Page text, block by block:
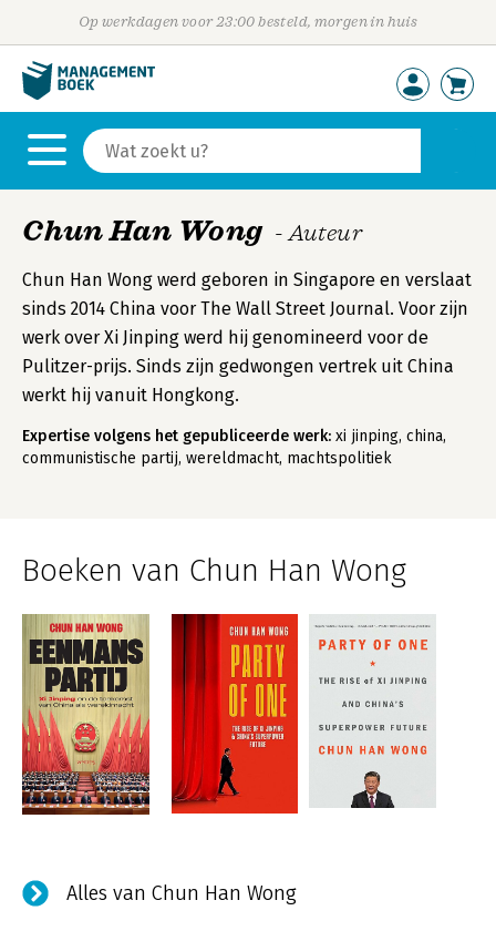
Op werkdagen voor 23:00 besteld, morgen in huis
Chun Han Wong - Auteur
Chun Han Wong werd geboren in Singapore en verslaat
sinds 2014 China voor The Wall Street Journal. Voor zijn
werk over Xi Jinping werd hij genomineerd voor de
Pulitzer-prijs. Sinds zijn gedwongen vertrek uit China
werkt hij vanuit Hongkong.
Expertise volgens het gepubliceerde werk: xi jinping, china,
communistische partij, wereldmacht, machtspolitiek
Boeken van Chun Han Wong
Alles van Chun Han Wong